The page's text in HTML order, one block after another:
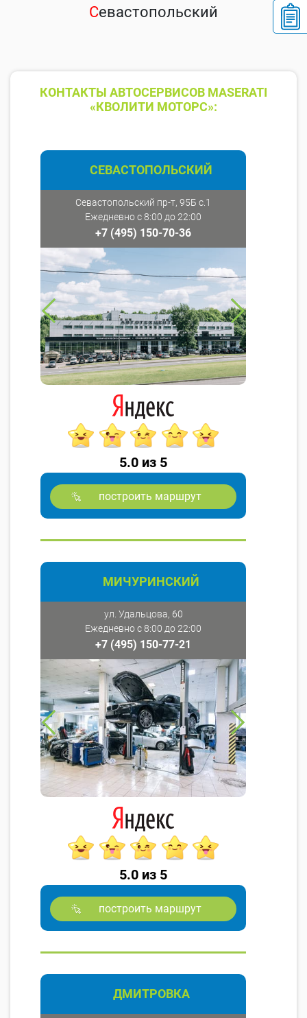
Севастопольский
КОНТАКТЫ АВТОСЕРВИСОВ MASERATI
«КВОЛИТИ МОТОРС»:
СЕВАСТОПОЛЬСКИЙ
Севастопольский пр-т, 95Б с.1
Ежедневно с 8:00 до 22:00
+7 (495) 150-70-36
5.0 из 5
построить маршрут
МИЧУРИНСКИЙ
ул. Удальцова, 60
Ежедневно с 8:00 до 22:00
+7 (495) 150-77-21
5.0 из 5
построить маршрут
ДМИТРОВКА